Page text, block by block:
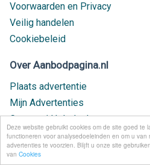
Deze website gebruikt cookies om de site goed te
functioneren voor analysedoeleinden en om u van
advertenties te voorzien. Blijft u onze site
van Cookies
Voorwaarden en Privacy
Veilig handelen
Cookiebeleid
Over Aanbodpagina.nl
Plaats advertentie
Mijn Advertenties
Contact / Helpdesk
Nieuw geplaatst